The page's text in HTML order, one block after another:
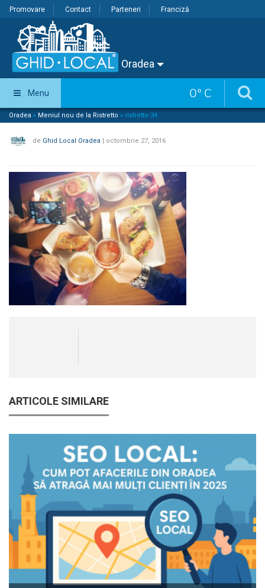
Promovare Contact Parteneri Franciză
Oradea
0° C
Menu
Oradea » Meniul nou de la Ristretto » ristretto-34
de Ghid Local Oradea | octombrie 27, 2016
ARTICOLE SIMILARE